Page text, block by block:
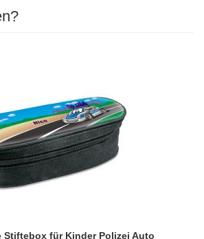
Stiftebox für Kinder Polizei Auto